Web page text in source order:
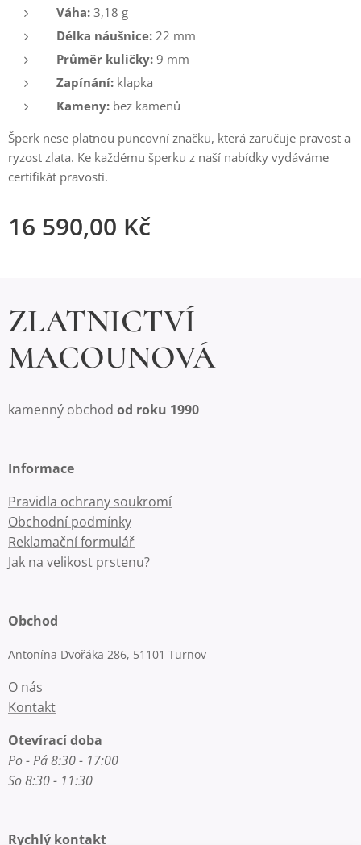
Váha: 3,18 g
Délka náušnice: 22 mm
Průměr kuličky: 9 mm
Zapínání: klapka
Kameny: bez kamenů
Šperk nese platnou puncovní značku, která zaručuje pravost a
ryzost zlata. Ke každému šperku z naší nabídky vydáváme
certifikát pravosti.
16 590,00 Kč
ZLATNICTVÍ
MACOUNOVÁ
kamenný obchod od roku 1990
Informace
Pravidla ochrany soukromí
Obchodní podmínky
Reklamační formulář
Jak na velikost prstenu?
Obchod
Antonína Dvořáka 286, 51101 Turnov
O nás
Kontakt
Otevírací doba
Po - Pá 8:30 - 17:00
So 8:30 - 11:30
Rychlý kontakt